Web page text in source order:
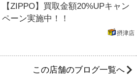
【ZIPPO】買取金額20%UPキャン
ペーン実施中！！
摂津店
この店舗のブログ一覧へ